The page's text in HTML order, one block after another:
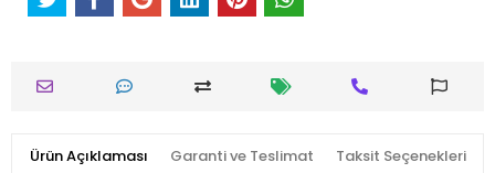
Ürün Açıklaması Garanti ve Teslimat Taksit Seçenekleri